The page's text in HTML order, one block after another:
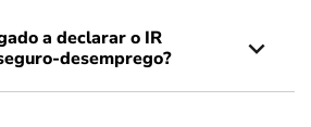
a declarar o IR
desemprego?